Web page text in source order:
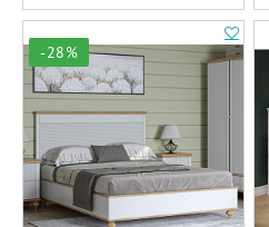
-28%